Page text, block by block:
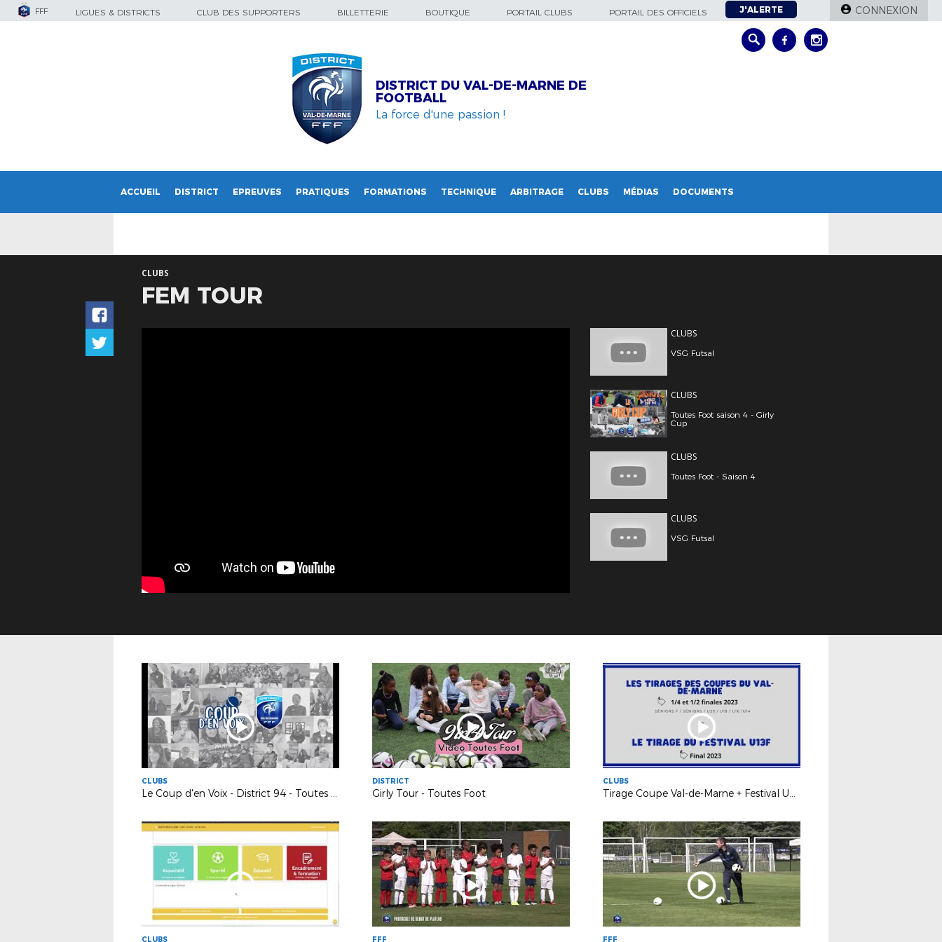
FFF LIGUES & DISTRICTS CLUB DES SUPPORTERS BILLETTERIE BOUTIQUE PORTAIL CLUBS PORTAIL DES OFFICIELS J'ALERTE CONNEXION
DISTRICT DU VAL-DE-MARNE DE
FOOTBALL
La force d'une passion !
ACCUEIL DISTRICT EPREUVES PRATIQUES FORMATIONS TECHNIQUE ARBITRAGE CLUBS MÉDIAS DOCUMENTS
CLUBS
FEM TOUR
CLUBS
VSG Futsal
CLUBS
Toutes Foot saison 4 - Girly
Cup
CLUBS
Toutes Foot - Saison 4
CLUBS
VSG Futsal
CLUBS
Le Coup d'en Voix - District 94 - Toutes Foot
DISTRICT
Girly Tour - Toutes Foot
CLUBS
Tirage Coupe Val-de-Marne + Festival U13F
CLUBS FFF FFF